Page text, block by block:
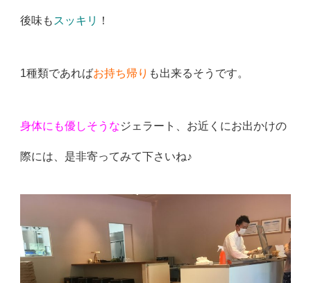
後味も スッキリ ！
1種類であればお持ち帰り も出来るそうです。
身体にも優しそうなジェラート、お近くにお出かけの
際には、是非寄ってみて下さいね♪